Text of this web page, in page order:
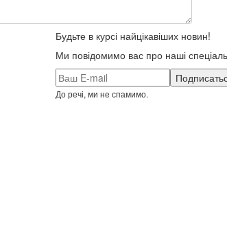
Будьте в курсі найцікавіших новин!
Ми повідомимо вас про наші
До речі, ми не спамимо.